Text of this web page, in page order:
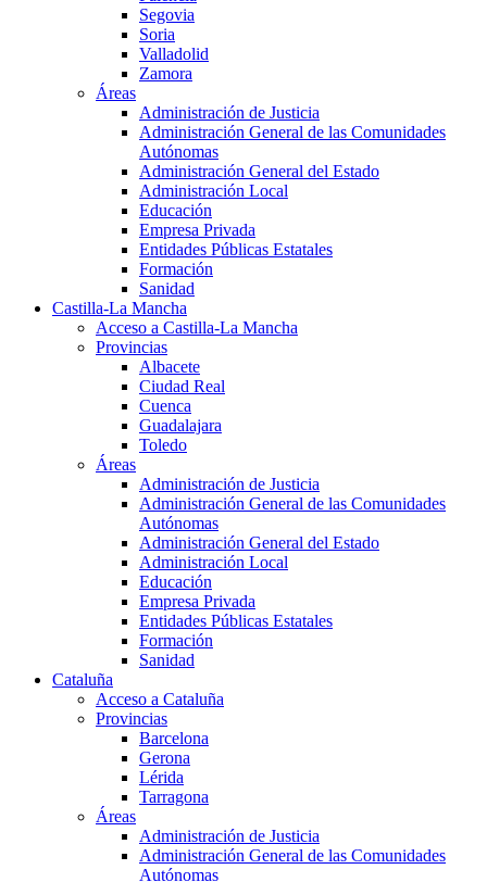
Segovia
Soria
Valladolid
Zamora
Áreas
Administración de Justicia
Administración General de las Comunidades
Autónomas
Administración General del Estado
Administración Local
Educación
Empresa Privada
Entidades Públicas Estatales
Formación
Sanidad
Castilla-La Mancha
Acceso a Castilla-La Mancha
Provincias
Albacete
Ciudad Real
Cuenca
Guadalajara
Toledo
Áreas
Administración de Justicia
Administración General de las Comunidades
Autónomas
Administración General del Estado
Administración Local
Educación
Empresa Privada
Entidades Públicas Estatales
Formación
Sanidad
Cataluña
Acceso a Cataluña
Provincias
Barcelona
Gerona
Lérida
Tarragona
Áreas
Administración de Justicia
Administración General de las Comunidades
Autónomas